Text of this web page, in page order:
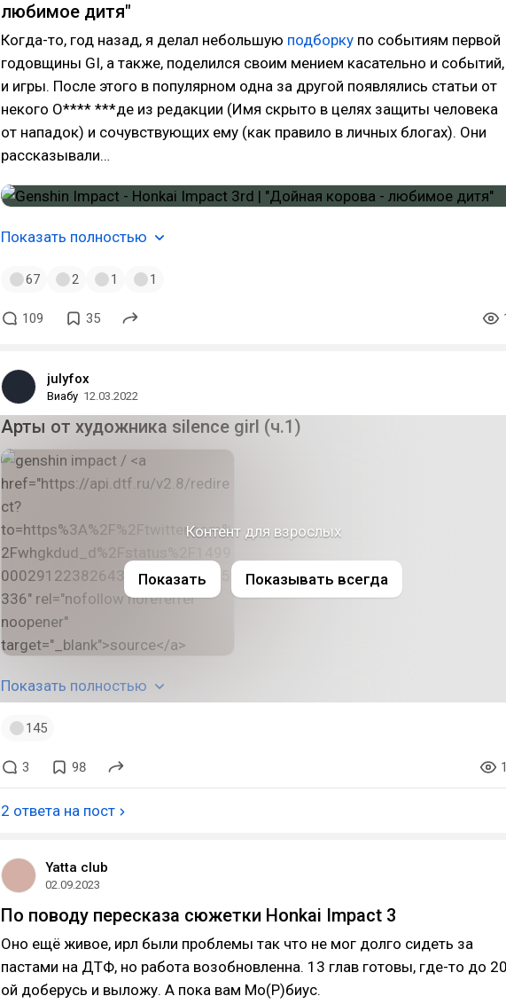
любимое дитя"
Когда-то, год назад, я делал небольшую подборку по событиям первой
годовщины GI, а также, поделился своим мением касательно и событий,
и игры. После этого в популярном одна за другой появлялись статьи от
некого О**** ***де из редакции (Имя скрыто в целях защиты человека
от нападок) и сочувствующих ему (как правило в личных блогах). Они
рассказывали…
Показать полностью
67 2 1 1
109 35
julyfox
Виабу 12.03.2022
Арты от художника silence girl (ч.1)
Показать полностью
Контент для взрослых
Показать Показывать всегда
145
3 98
2 ответа на пост
Yatta club
02.09.2023
По поводу пересказа сюжетки Honkai Impact 3
Оно ещё живое, ирл были проблемы так что не мог долго сидеть за
пастами на ДТФ, но работа возобновленна. 13 глав готовы, где-то до
ой доберусь и выложу. А пока вам Мо(Р)биус.